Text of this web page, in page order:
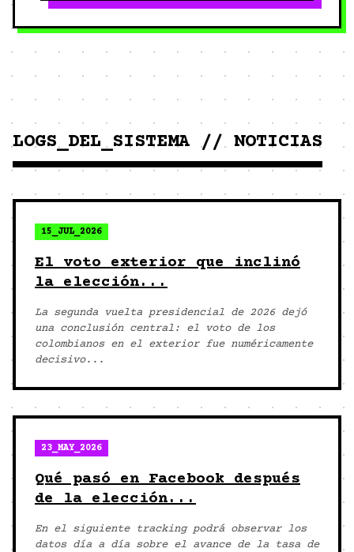
LOGS_DEL_SISTEMA // NOTICIAS
15_JUL_2026
El voto exterior que inclinó
la elección...
La segunda vuelta presidencial de 2026 dejó
una conclusión central: el voto de los
colombianos en el exterior fue numéricamente
decisivo...
23_MAY_2026
Qué pasó en Facebook después
de la elección...
En el siguiente tracking podrá observar los
datos día a día sobre el avance de la tasa de